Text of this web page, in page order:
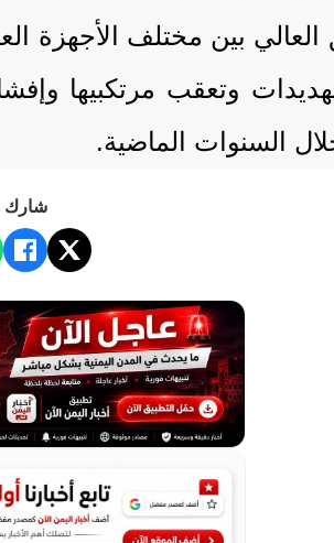
العالي بين مختلف
وتعقب مرتكبيها
السنوات الماضية.
شارك